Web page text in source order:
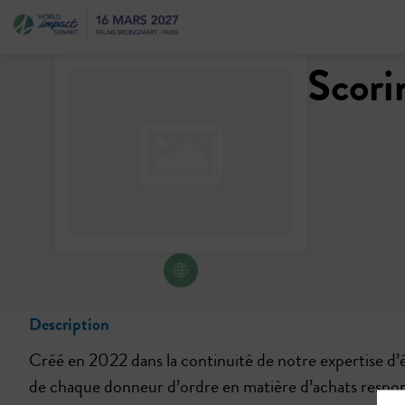
Description
Créé en 2022 dans la continuité de notre expertise
de chaque donneur d’ordre en matière d’achats